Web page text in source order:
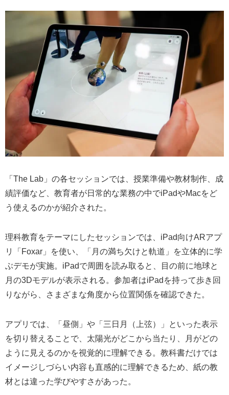
「The Lab」の各セッションでは、授業準備や教材制作、成
績評価など、教育者が日常的な業務の中でiPadやMacをど
う使えるのかが紹介された。
理科教育をテーマにしたセッションでは、iPad向けARアプ
リ「Foxar」を使い、「月の満ち欠けと軌道」を立体的に学
ぶデモが実施。iPadで周囲を読み取ると、目の前に地球と
月の3Dモデルが表示される。参加者はiPadを持って歩き回
りながら、さまざまな角度から位置関係を確認できた。
アプリでは、「昼側」や「三日月（上弦）」といった表示
を切り替えることで、太陽光がどこから当たり、月がどの
ように見えるのかを視覚的に理解できる。教科書だけでは
イメージしづらい内容も直感的に理解できるため、紙の教
材とは違った学びやすさがあった。